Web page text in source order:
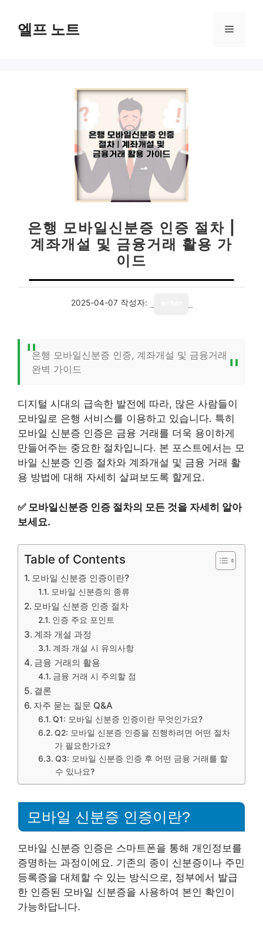
엘프 노트 메
은행 모바일신분증 인증 절차 |
계좌개설 및 금융거래 활용 가
이드
2025-04-07 작성자:
은행 모바일신분증 인증, 계좌개설 및 금융거래
완벽 가이드
디지털 시대의 급속한 발전에 따라, 많은 사람들이
모바일로 은행 서비스를 이용하고 있습니다. 특히
모바일 신분증 인증은 금융 거래를 더욱 용이하게
만들어주는 중요한 절차입니다. 본 포스트에서는 모
바일 신분증 인증 절차와 계좌개설 및 금융 거래 활
용 방법에 대해 자세히 살펴보도록 할게요.
✅ 모바일신분증 인증 절차의 모든 것을 자세히 알아
보세요.
Table of Contents
모바일 신분증 인증이란?
모바일 신분증의 종류
모바일 신분증 인증 절차
인증 주요 포인트
계좌 개설 과정
계좌 개설 시 유의사항
금융 거래의 활용
금융 거래 시 주의할 점
결론
자주 묻는 질문 Q&A
Q1: 모바일 신분증 인증이란 무엇인가요?
Q2: 모바일 신분증 인증을 진행하려면 어떤 절차
가 필요한가요?
Q3: 모바일 신분증 인증 후 어떤 금융 거래를 할
수 있나요?
모바일 신분증 인증이란?
모바일 신분증 인증은 스마트폰을 통해 개인정보를
증명하는 과정이에요. 기존의 종이 신분증이나 주민
등록증을 대체할 수 있는 방식으로, 정부에서 발급
한 인증된 모바일 신분증을 사용하여 본인 확인이
가능하답니다.